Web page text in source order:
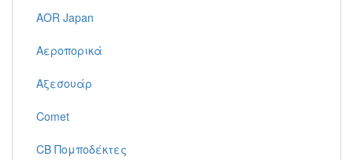
AOR Japan
Αεροπορικά
Αξεσουάρ
Comet
CB Πομποδέκτες